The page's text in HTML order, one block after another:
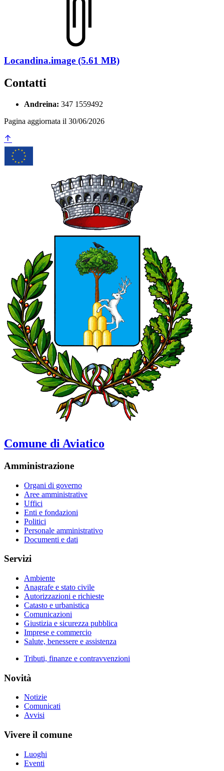
Locandina.image (5.61 MB)
Contatti
Andreina: 347 1559492
Pagina aggiornata il 30/06/2026
Comune di Aviatico
Amministrazione
Organi di governo
Aree amministrative
Uffici
Enti e fondazioni
Politici
Personale amministrativo
Documenti e dati
Servizi
Ambiente
Anagrafe e stato civile
Autorizzazioni e richieste
Catasto e urbanistica
Comunicazioni
Giustizia e sicurezza pubblica
Imprese e commercio
Salute, benessere e assistenza
Tributi, finanze e contravvenzioni
Novità
Notizie
Comunicati
Avvisi
Vivere il comune
Luoghi
Eventi